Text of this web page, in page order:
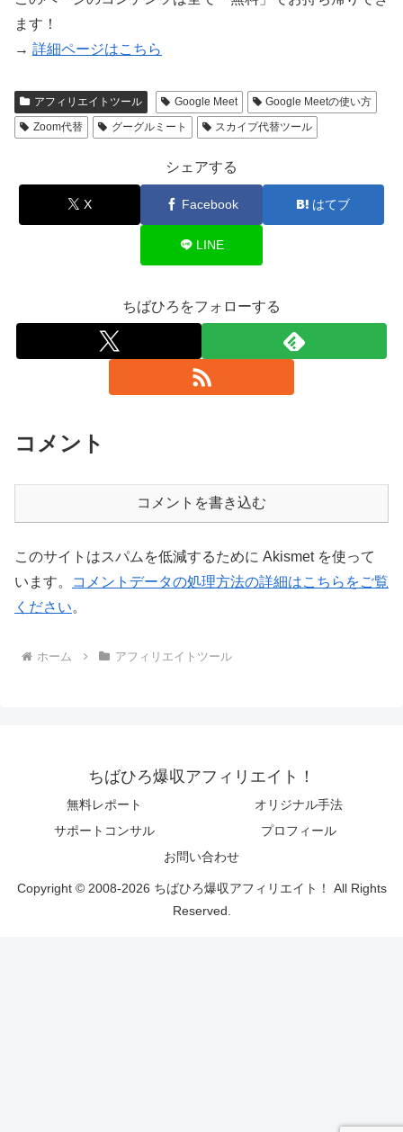
ます！
→ 詳細ページはこちら
アフィリエイトツール Google Meet
Google Meetの使い方
Zoom代替
グーグルミート スカイプ代替ツール
シェアする
X Facebook はてブ
LINE
ちばひろをフォローする
コメント
コメントを書き込む
このサイトはスパムを低減するために Akismet を使って
います。
コメントデータの処理方法の詳細はこちらをご覧
ください。
ホーム アフィリエイトツール
ちばひろ爆収アフィリエイト！
無料レポート
オリジナル手法
サポートコンサル
プロフィール
お問い合わせ
Copyright © 2008-2026 ちばひろ爆収アフィリエイト！ All Rights
Reserved.